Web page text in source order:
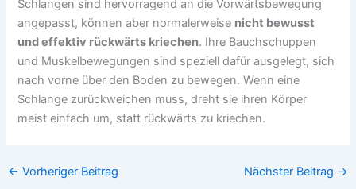
Schlangen sind hervorragend an die Vorwärtsbewegung
angepasst, können aber normalerweise nicht bewusst
und effektiv rückwärts kriechen. Ihre Bauchschuppen
und Muskelbewegungen sind speziell dafür ausgelegt, sich
nach vorne über den Boden zu bewegen. Wenn eine
Schlange zurückweichen muss, dreht sie ihren Körper
meist einfach um, statt rückwärts zu kriechen.
← Vorheriger Beitrag Nächster Beitrag →